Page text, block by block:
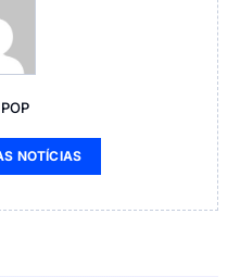
NOTÍCIAS